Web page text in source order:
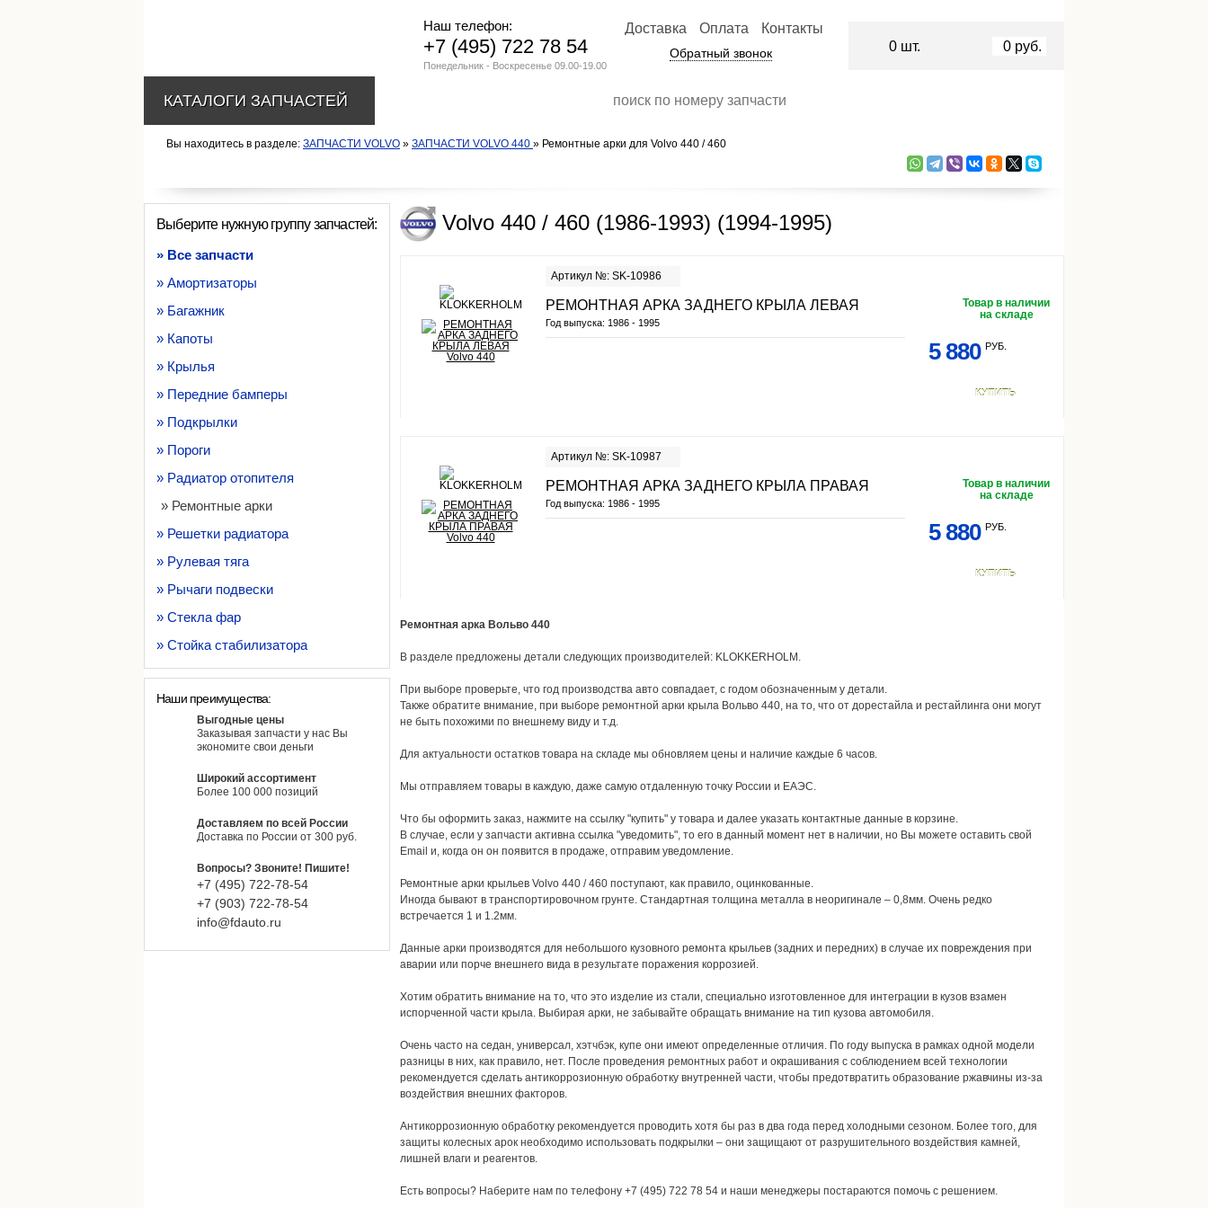
Вы находитесь в разделе: ЗАПЧАСТИ VOLVO » ЗАПЧАСТИ VOLVO 440 » Ремонтные арки для Volvo 440 / 460
Volvo 440 / 460 (1986-1993) (1994-1995)
Артикул №: SK-10986
РЕМОНТНАЯ АРКА ЗАДНЕГО КРЫЛА ЛЕВАЯ
Год выпуска: 1986 - 1995
Товар в наличии
на складе
5 880 РУБ.
КУПИТЬ
Артикул №: SK-10987
РЕМОНТНАЯ АРКА ЗАДНЕГО КРЫЛА ПРАВАЯ
Год выпуска: 1986 - 1995
Товар в наличии
на складе
5 880 РУБ.
КУПИТЬ
Ремонтная арка Вольво 440
В разделе предложены детали следующих производителей: KLOKKERHOLM.
При выборе проверьте, что год производства авто совпадает, с годом обозначенным у детали.
Также обратите внимание, при выборе ремонтной арки крыла Вольво 440, на то, что от дорестайла и рестайлинга они могут
не быть похожими по внешнему виду и т.д.
Для актуальности остатков товара на складе мы обновляем цены и наличие каждые 6 часов.
Мы отправляем товары в каждую, даже самую отдаленную точку России и ЕАЭС.
Что бы оформить заказ, нажмите на ссылку "купить" у товара и далее указать контактные данные в корзине.
В случае, если у запчасти активна ссылка "уведомить", то его в данный момент нет в наличии, но Вы можете оставить свой
Email и, когда он он появится в продаже, отправим уведомление.
Ремонтные арки крыльев Volvo 440 / 460 поступают, как правило, оцинкованные.
Иногда бывают в транспортировочном грунте. Стандартная толщина металла в неоригинале – 0,8мм. Очень редко
встречается 1 и 1.2мм.
Данные арки производятся для небольшого кузовного ремонта крыльев (задних и передних) в случае их повреждения при
аварии или порче внешнего вида в результате поражения коррозией.
Хотим обратить внимание на то, что это изделие из стали, специально изготовленное для интеграции в кузов взамен
испорченной части крыла. Выбирая арки, не забывайте обращать внимание на тип кузова автомобиля.
Очень часто на седан, универсал, хэтчбэк, купе они имеют определенные отличия. По году выпуска в рамках одной модели
разницы в них, как правило, нет. После проведения ремонтных работ и окрашивания с соблюдением всей технологии
рекомендуется сделать антикоррозионную обработку внутренней части, чтобы предотвратить образование ржавчины из-за
воздействия внешних факторов.
Антикоррозионную обработку рекомендуется проводить хотя бы раз в два года перед холодными сезоном. Более того, для
защиты колесных арок необходимо использовать подкрылки – они защищают от разрушительного воздействия камней,
лишней влаги и реагентов.
Есть вопросы? Наберите нам по телефону +7 (495) 722 78 54 и наши менеджеры постараются помочь с решением.
Выберите нужную группу запчастей:
» Все запчасти
» Амортизаторы
» Багажник
» Капоты
» Крылья
» Передние бамперы
» Подкрылки
» Пороги
» Радиатор отопителя
» Ремонтные арки
» Решетки радиатора
» Рулевая тяга
» Рычаги подвески
» Стекла фар
» Стойка стабилизатора
Наши преимущества:
Выгодные цены
Заказывая запчасти у нас Вы
экономите свои деньги
Широкий ассортимент
Более 100 000 позиций
Доставляем по всей России
Доставка по России от 300 руб.
Вопросы? Звоните! Пишите!
+7 (495) 722-78-54
+7 (903) 722-78-54
info@fdauto.ru
Наш телефон:
+7 (495) 722 78 54
Понедельник - Воскресенье 09.00-19.00
Доставка Оплата Контакты
Обратный звонок 0 шт. 0 руб.
КАТАЛОГИ ЗАПЧАСТЕЙ